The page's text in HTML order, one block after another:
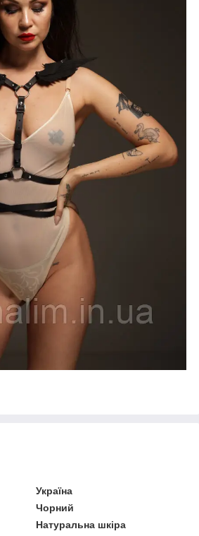
Україна
Чорний
Натуральна шкіра